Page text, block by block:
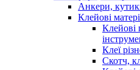
Анкери,
Клейові
Клейові
Клеї
Скотч,